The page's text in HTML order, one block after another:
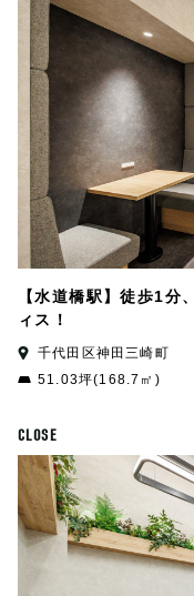
【水道橋駅】徒歩1分
ィス！
千代田区神田三崎町
51.03坪(168.7㎡)
CLOSE